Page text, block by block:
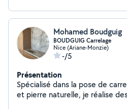
Mohamed Boudguig
BOUDGUIG Carrelage
Nice (Ariane-Monzie)
-/5
Présentation
Spécialisé dans la pose de
et pierre naturelle, je réalise